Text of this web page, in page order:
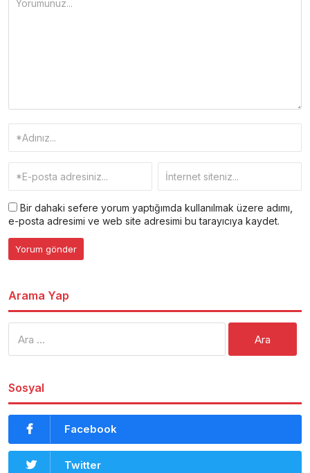
Bir dahaki sefere yorum yaptığımda kullanılmak üzere adımı,
e-posta adresimi ve web site adresimi bu tarayıcıya kaydet.
Arama Yap
Sosyal
Facebook
Twitter